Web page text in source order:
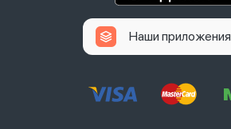
Наши приложения